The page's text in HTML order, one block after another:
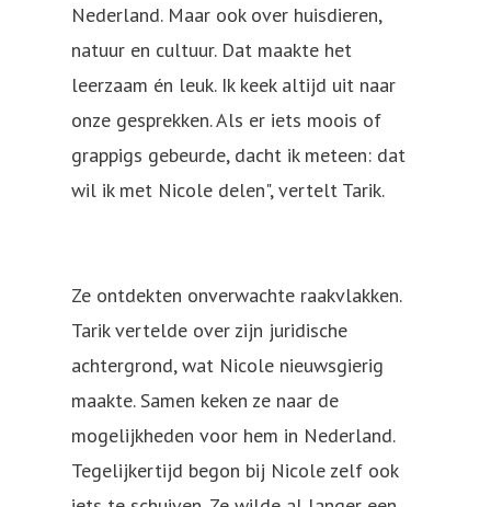
Nederland. Maar ook over huisdieren,
natuur en cultuur. Dat maakte het
leerzaam én leuk. Ik keek altijd uit naar
onze gesprekken. Als er iets moois of
grappigs gebeurde, dacht ik meteen: dat
wil ik met Nicole delen", vertelt Tarik.
Ze ontdekten onverwachte raakvlakken.
Tarik vertelde over zijn juridische
achtergrond, wat Nicole nieuwsgierig
maakte. Samen keken ze naar de
mogelijkheden voor hem in Nederland.
Tegelijkertijd begon bij Nicole zelf ook